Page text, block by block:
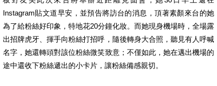
Instagram貼文道早安，並預告將訪台的消息，頂著素顏來台的她
為了給粉絲好印象，特地花20分鐘化妝。而她現身機場時，全場露
出招牌虎牙、揮手向粉絲打招呼，隨後轉身大合照，聽見有人呼喊
名字，她還轉頭對該位粉絲微笑致意；不僅如此，她在邁出機場的
途中還收下粉絲遞出的小卡片，讓粉絲備感親切。